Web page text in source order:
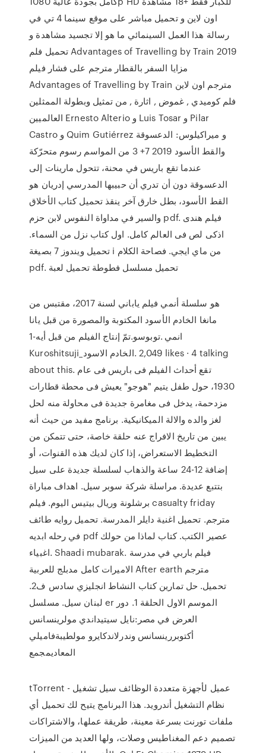
اون لاين و تحميل مباشر على موقع سينما 4 تي في
رسالة هذا العمل السينمائي ما هو إلا تجسيد مشاهدة و
تحميل فلم Advantages of Travelling by Train 2019
مزايا السفر بالقطار مترجم على فشار فيلم
Advantages of Travelling by Train مترجم اون لاين
فلم كوميدي , غموض , اثارة , من تمثيل وبطولة الممثلين
العالميين Ernesto Alterio و Luis Tosar و Pilar
Castro و Quim Gutiérrez و ميراكيلوس: الدعسوقة
والقط الأسود 2019 7+ 3 من المواسم رسوم متحرّكة
عندما تقع باريس في محنة، تتحول مارينات إلى
الدعسوقة دون أن تدري أن حبيبها المدرسي إدريان هو
القط الأسود، بطل خارق آخر ينقذ تحميل كتاب الأخلاق
والسير في مداواة النفوس لابن حزم pdf. فيلم هندى
اذكى لص فى العالم كامل. اول كتاب نزل من السماء.
تحميل ويندوز 7 بصيغة i من ماي ايجي. فصاحة الكلام
pdf. تحميل مسلسل فطوطة تحميل لعبة
هو سلسلة أنمي فيلم ياباني لسنة 2017، مقتبس من
مانغا الخادم الأسود المكتوبة والمصورة من قبل يانا
توبوسو.تمّ إنتاج الفيلم من قبل أيه-1. ‎انمي
Kuroshitsuji_الخادم الاسود‎. 2,049 likes · 4 talking
about this. تقع أحداث الفيلم فى باريس فى عام
1930، حول طفل يتيم "هوجو" يعيش فى محطة قطارات
مزدحمة، يدخل فى مغامرة جديدة فى محاولة منه لحل
لغز والده والالة الميكانيكية. برنامج مفيد من حيث أنه
يبين من تاريخ الافراج عنه حلقة خاصة، حتى تتمكن من
التخطيط الاستعراض، إذا كان لديك هذه القنوات، أو
إضافة 12-24 ساعة والذهاب لسلسلة جديدة على سيل
بتتبع عديدة. مراسلة شركة سوبر سيل. اهداف مباراة
برشلونة وريال بيتيس اليوم. فيلم casualty friday
مترجم. تحميل اغنية دايلر المدرسة. تحميل روايه طائف
في رحله ابديه pdf عصير الكتب. كتاب لماذا من حولك
اغبياء. Shaadi mubarak. فيلم باربي في مدرسة
الاميرات كامل مدبلج للعربية After earth مترجم
تحميل. حل تمارين كتاب النشاط انجليزي سادس ف2.
لبنان سيل. مسلسل er الموسم الاول الحلقة 1. دور
العرض في مصر:نايل سيتيداندي مولرينسانس
أكتوبررينسانس وندرلاندكايرو مولطيبةفاميلي
المعاديمجمع
tTorrent - عميل لأجهزة متعددة الوظائف سيل تشغيل
نظام التشغيل أندرويد. هذا البرنامج يتيح لك تحميل أي
ملفات تورنت بسرعة معينة، طريقة عملها، والاشتراكات
تصميم دعم المغناطيس وصلات، ولها العديد من الميزات